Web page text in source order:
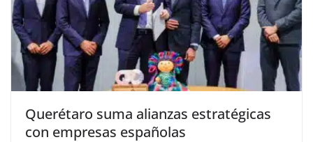
Querétaro suma alianzas estratégicas
con empresas españolas